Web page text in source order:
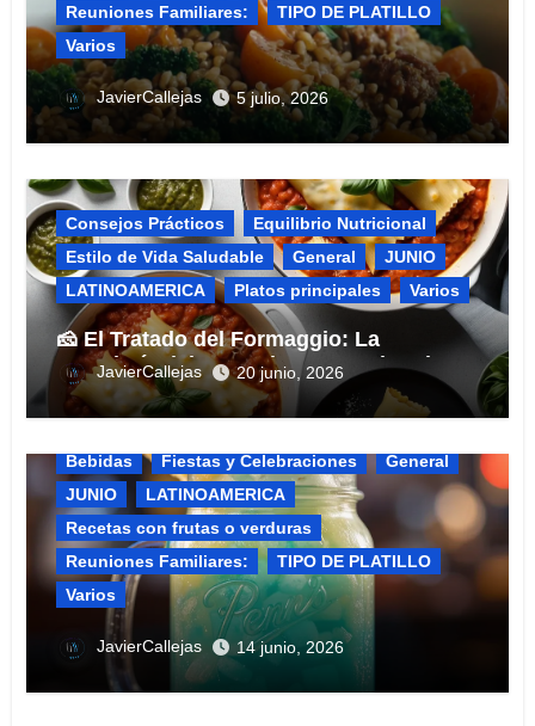
Reuniones Familiares:​
TIPO DE PLATILLO
Varios
🧀 El Tratado de la Alquimia Láctea: El
Arte y la Ciencia del Queso Marinado
(Marinated Cheese)
JavierCallejas 5 julio, 2026
Consejos Prácticos
Equilibrio Nutricional​
Estilo de Vida Saludable
General
JUNIO
LATINOAMERICA
Platos principales Varios
🧀 El Tratado del Formaggio: La
Ingeniería del Four Cheese Manicotti
(Edición Pro)
JavierCallejas 20 junio, 2026
Bebidas Fiestas y Celebraciones​
General
JUNIO
LATINOAMERICA
Recetas con frutas o verduras
Reuniones Familiares:​
TIPO DE PLATILLO
Varios
🍹 El Horizonte de Texas en un Vaso: El
Tratado Definitivo del «Kenny’s Cooler»
JavierCallejas 14 junio, 2026